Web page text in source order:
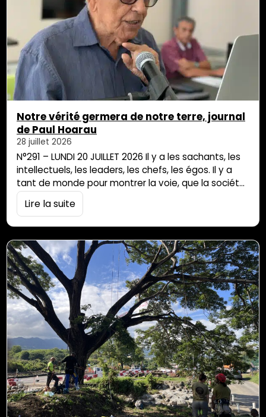
Notre vérité germera de notre terre, journal
de Paul Hoarau
28 juillet 2026
N°291 – LUNDI 20 JUILLET 2026 Il y a les sachants, les
intellectuels, les leaders, les chefs, les égos. Il y a
tant de monde pour montrer la voie, que la société
est éparpillée, ne sait plus où donner de la tête, où
aller : ousa nousava ? Chacun sauve sa peau, mais
Lire la suite